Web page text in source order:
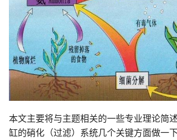
本文主要将与主题相关的一些专业理论简
缸的硝化（过滤）系统几个关键方面做一